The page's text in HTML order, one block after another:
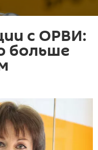
с ОРВИ:
больше